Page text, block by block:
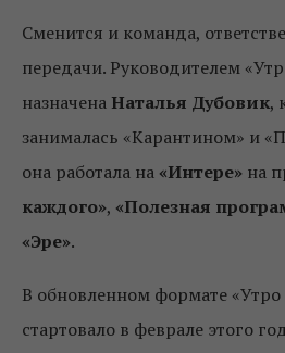
Сменится и команда,
передачи. Руководителем
назначена Наталья Дубовик,
занималась «Карантином» и
она работала на «Интере» на
каждого», «Полезная
«Эре».
В обновленном формате «Утро
стартовало в феврале этого